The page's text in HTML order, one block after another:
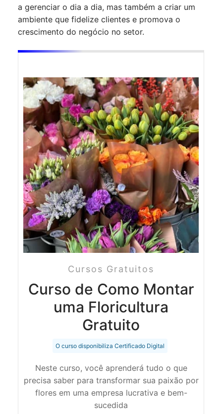
a gerenciar o dia a dia, mas também a criar um
ambiente que fidelize clientes e promova o
crescimento do negócio no setor.
Cursos Gratuitos
Curso de Como Montar
uma Floricultura
Gratuito
O curso disponibiliza Certificado Digital
Neste curso, você aprenderá tudo o que
precisa saber para transformar sua paixão por
flores em uma empresa lucrativa e bem-
sucedida